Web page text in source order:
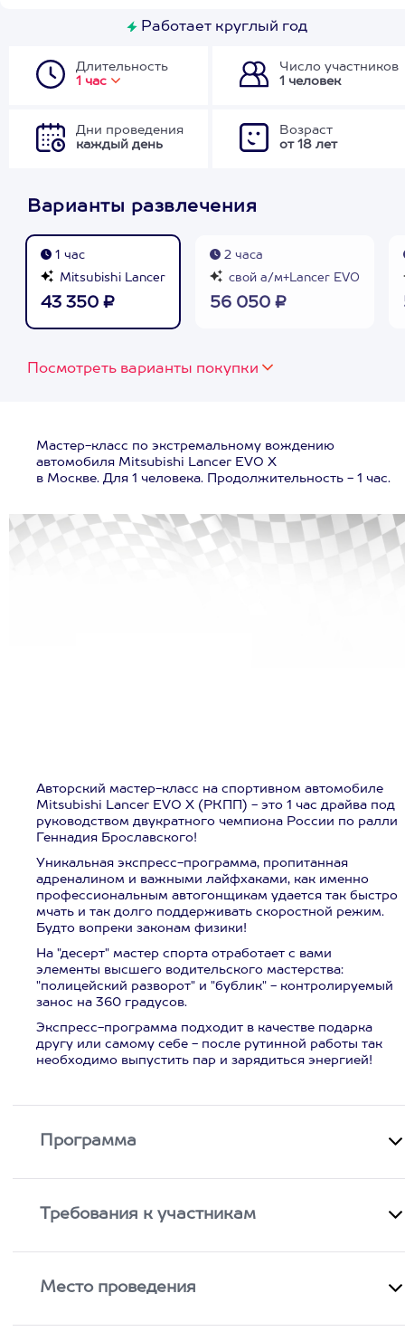
Работает круглый год
Длительность
1 час
Число участников
1 человек
Дни проведения
каждый день
Возраст
от 18 лет
Варианты развлечения
1 час
Mitsubishi Lancer
43 350 ₽
2 часа
свой а/м+Lancer EVO
56 050 ₽
Посмотреть варианты покупки
Мастер-класс по экстремальному вождению
автомобиля Mitsubishi Lancer EVO X
в Москве. Для 1 человека. Продолжительность - 1 час.
Авторский мастер-класс на спортивном автомобиле
Mitsubishi Lancer EVO X (РКПП) - это 1 час драйва под
руководством двукратного чемпиона России по ралли
Геннадия Брославского!
Уникальная экспресс-программа, пропитанная
адреналином и важными лайфхаками, как именно
профессиональным автогонщикам удается так быстро
мчать и так долго поддерживать скоростной режим.
Будто вопреки законам физики!
На "десерт" мастер спорта отработает с вами
элементы высшего водительского мастерства:
"полицейский разворот" и "бублик" - контролируемый
занос на 360 градусов.
Экспресс-программа подходит в качестве подарка
другу или самому себе - после рутинной работы так
необходимо выпустить пар и зарядиться энергией!
Программа
Требования к участникам
Место проведения